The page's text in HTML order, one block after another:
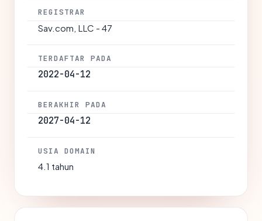
REGISTRAR
Sav.com, LLC - 47
TERDAFTAR PADA
2022-04-12
BERAKHIR PADA
2027-04-12
USIA DOMAIN
4.1 tahun